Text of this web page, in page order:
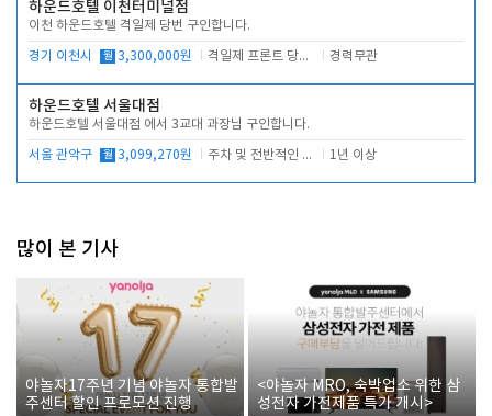
하운드호텔 이천터미널점
이천 하운드호텔 격일제 당번 구인합니다.
경기 이천시 월 3,300,000원 격일제 프론트 당번 업무로 주차 및 객실 점검 경력무관
하운드호텔 서울대점
하운드호텔 서울대점 에서 3교대 과장님 구인합니다.
서울 관악구 월 3,099,270원 주차 및 전반적인 당번업무 1년 이상
많이 본 기사
야놀자17주년 기념 야놀자 통합발
주센터 할인 프로모션 진행
<야놀자 MRO, 숙박업소 위한 삼
성전자 가전제품 특가 개시>